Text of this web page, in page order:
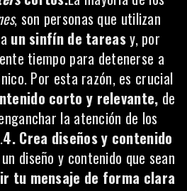
, son personas que utilizan
un sinfín de tareasy, por
tiempo para detenerse a
Por esta razón, es crucial
corto y relevante, de
la atención de los
4. Crea diseños y contenido
diseño y contenido que sean
tu mensaje de forma clara